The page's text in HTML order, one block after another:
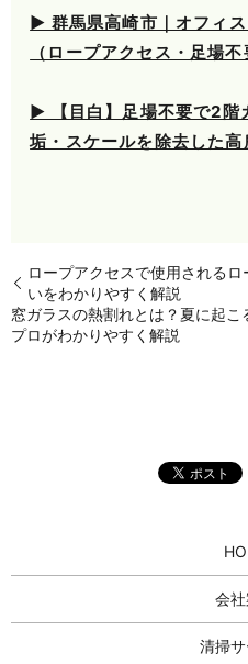
▶ 群馬県高崎市｜オフィ
（ロープアクセス・足場不
▶ 【目白】足場不要で2階
垢・スケールを除去した
ロープアクセスで使用される
いをわかりやすく解説
窓ガラスの熱割れとは？夏に起
プロがわかりやすく解説
会
清掃